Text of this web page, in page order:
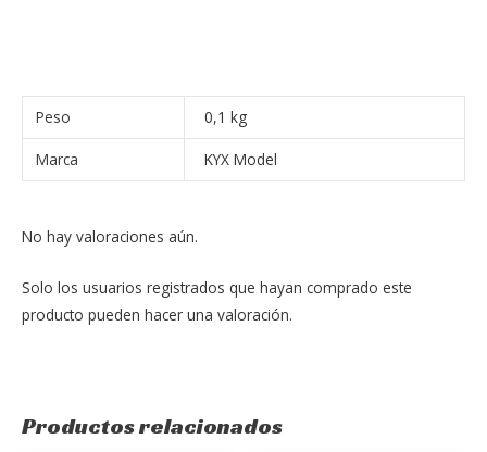
Peso 0,1 kg
Marca KYX Model
No hay valoraciones aún.
Solo los usuarios registrados que hayan comprado este
producto pueden hacer una valoración.
Productos relacionados